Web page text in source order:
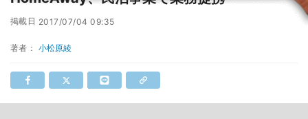
掲載日 2017/07/04 09:35
著者： 小松原綾